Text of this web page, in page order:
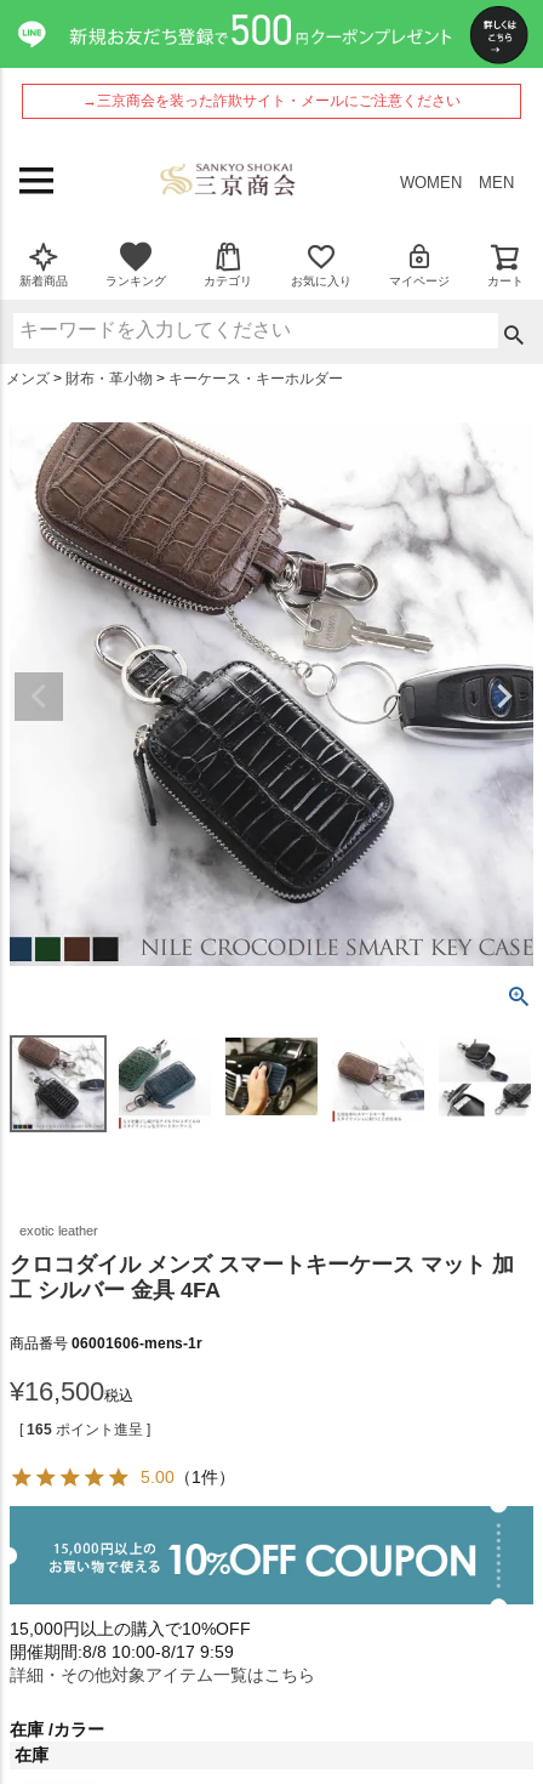
→三京商会を装った詐欺サイト・メールにご注意ください
WOMEN MEN
新着商品 ランキング カテゴリ お気に入り マイページ カート
メンズ 財布・革小物 キーケース・キーホルダー
exotic leather
クロコダイル メンズ スマートキーケース マット 加
工 シルバー 金具 4FA
商品番号 06001606-mens-1r
¥16,500税込
[ 165 ポイント進呈 ]
5.00 （1件）
15,000円以上の購入で10%OFF
開催期間:8/8 10:00-8/17 9:59
詳細・その他対象アイテム一覧はこちら
在庫 カラー
在庫
ペー
ジト
ップ
へ